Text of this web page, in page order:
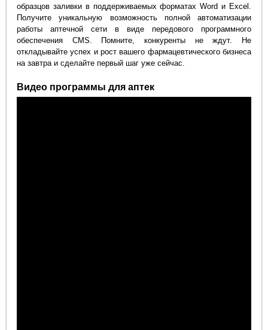
образцов заливки в поддерживаемых форматах Word и Excel.
Получите уникальную возможность полной автоматизации
работы аптечной сети в виде передового программного
обеспечения CMS. Помните, конкуренты не ждут. Не
откладывайте успех и рост вашего фармацевтического бизнеса
на завтра и сделайте первый шаг уже сейчас.
Видео программы для аптек